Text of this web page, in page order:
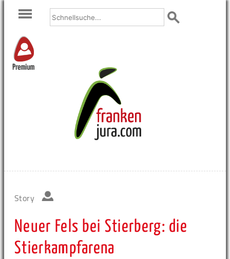
Premium
Story
Neuer Fels bei Stierberg: die
Stierkampfarena